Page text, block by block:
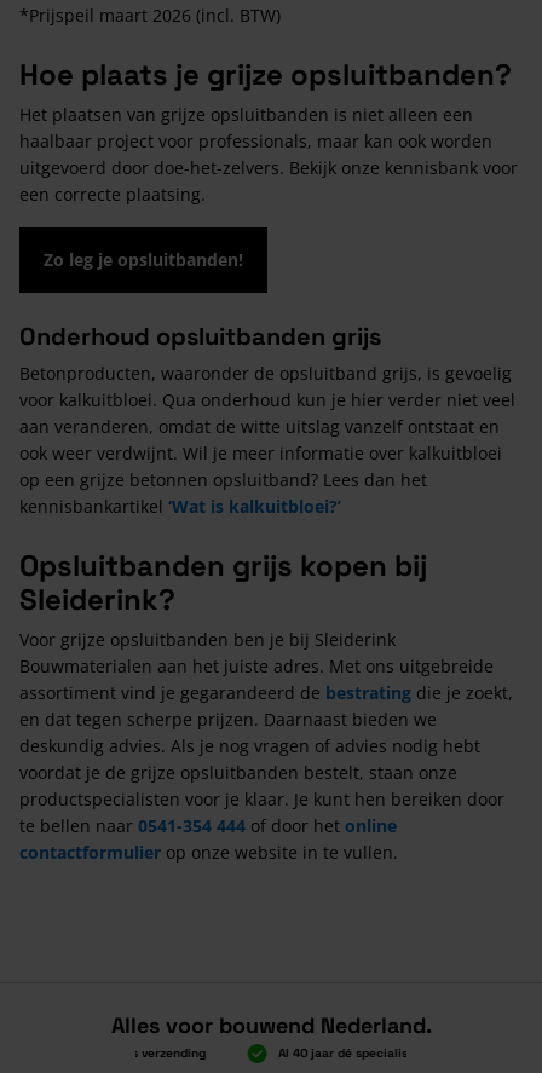
*Prijspeil maart 2026 (incl. BTW)
Hoe plaats je grijze opsluitbanden?
Het plaatsen van grijze opsluitbanden is niet alleen een
haalbaar project voor professionals, maar kan ook worden
uitgevoerd door doe-het-zelvers. Bekijk onze kennisbank voor
een correcte plaatsing.
Zo leg je opsluitbanden!
Onderhoud opsluitbanden grijs
Betonproducten, waaronder de opsluitband grijs, is gevoelig
voor kalkuitbloei. Qua onderhoud kun je hier verder niet veel
aan veranderen, omdat de witte uitslag vanzelf ontstaat en
ook weer verdwijnt. Wil je meer informatie over kalkuitbloei
op een grijze betonnen opsluitband? Lees dan het
kennisbankartikel ‘Wat is kalkuitbloei?’
Opsluitbanden grijs kopen bij
Sleiderink?
Voor grijze opsluitbanden ben je bij Sleiderink
Bouwmaterialen aan het juiste adres. Met ons uitgebreide
assortiment vind je gegarandeerd de bestrating die je zoekt,
en dat tegen scherpe prijzen. Daarnaast bieden we
deskundig advies. Als je nog vragen of advies nodig hebt
voordat je de grijze opsluitbanden bestelt, staan onze
productspecialisten voor je klaar. Je kunt hen bereiken door
te bellen naar 0541-354 444 of door het online
contactformulier op onze website in te vullen.
Alles voor bouwend Nederland.
Boven 2.000 gratis verzending Al 40 jaar dé specialist